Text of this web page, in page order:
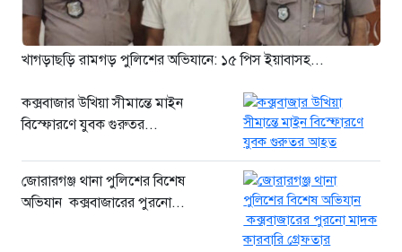
খাগড়াছড়ি রামগড় পুলিশের অভিযানে:
১৫ পিস ইয়াবাসহ যুবক গ্রেপ্তার
২২ ঘণ্টা আগে
খাগড়াছড়ি রামগড় পুলিশের অভিযানে: ১৫ পিস ইয়াবাসহ...
কক্সবাজার উখিয়া সীমান্তে মাইন
বিস্ফোরণে যুবক গুরুতর...
জোরারগঞ্জ থানা পুলিশের বিশেষ
অভিযান কক্সবাজারের পুরনো...